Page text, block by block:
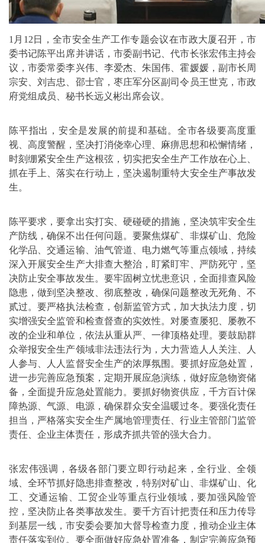
1月12日，全市安全生产工作专题会议在市政大厦召开，市
委书记陈平出席并讲话，市委副书记、代市长张宏伟主持会
议，市委常委李兴伟、李爱杰、朱国伟、霍媛媛，副市长周
宗安、刘吉忠、邵士官，枣庄军分区副司令员王世克，市政
府党组成员、秘书长远义彬出席会议。
陈平指出，安全是发展的前提和基础。全市各级要高度重
视、高度警醒，坚决打消侥幸心理、麻痹思想和松懈情绪，
时刻绷紧安全生产这根弦，切实把安全生产工作放在心上、
抓在手上、落实在行动上，坚决遏制重特大安全生产事故发
生。
陈平要求，要拿出实打实、硬碰硬的措施，坚决筑牢安全生
产防线，确保不出任何问题。要聚焦煤矿、非煤矿山、危险
化学品、交通运输、油气管道、电力燃气等重点领域，持续
深入开展安全生产大排查大整治，盯紧盯牢、严防死守，坚
决防止安全事故发生。要牢固树立忧患意识，全面排查风险
隐患，做到坚决整改、彻底整改，确保问题整改无死角、不
贰过。要严格执法检查，创新监管方式，加大执法力度，切
实增强安全监管和检查督查的实效性。对屡查屡犯、屡教不
改的企业和单位，依法从重从严、一律顶格处理。要鼓励群
众举报安全生产领域非法违法行为，大力营造人人关注、人
人参与、人人监督安全生产的浓厚氛围。要抓好应急处置，
进一步完善应急预案，定期开展应急演练，做好应急物资储
备，全面提升应急处置能力。要抓好物资供应，千方百计保
障热源、气源、电源，确保群众安全温暖过冬。要强化责任
担当，严格落实安全生产属地管理责任、行业主管部门监管
责任、企业主体责任，形成齐抓共管的强大合力。
张宏伟强调，各级各部门要立即行动起来，全行业、全领
域、全环节抓好隐患排查整改，特别对矿山、非煤矿山、化
工、交通运输、工贸企业等重点行业领域，要加强风险管
控，坚决防止各类事故发生。要千方百计把责任和压力传导
到基层一线，市安委会要加大督导检查力度，推动企业主体
责任落实到位。要全面做好应急处置准备，制定完善应急预